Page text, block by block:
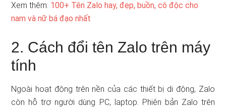
Xem thêm: 100+ Tên Zalo hay, đẹp, buồn, cô độc cho
nam và nữ bá đạo nhất
2. Cách đổi tên Zalo trên máy
tính
Ngoài hoạt động trên nền của các thiết bị di động, Zalo
còn hỗ trợ người dùng PC, laptop. Phiên bản Zalo trên